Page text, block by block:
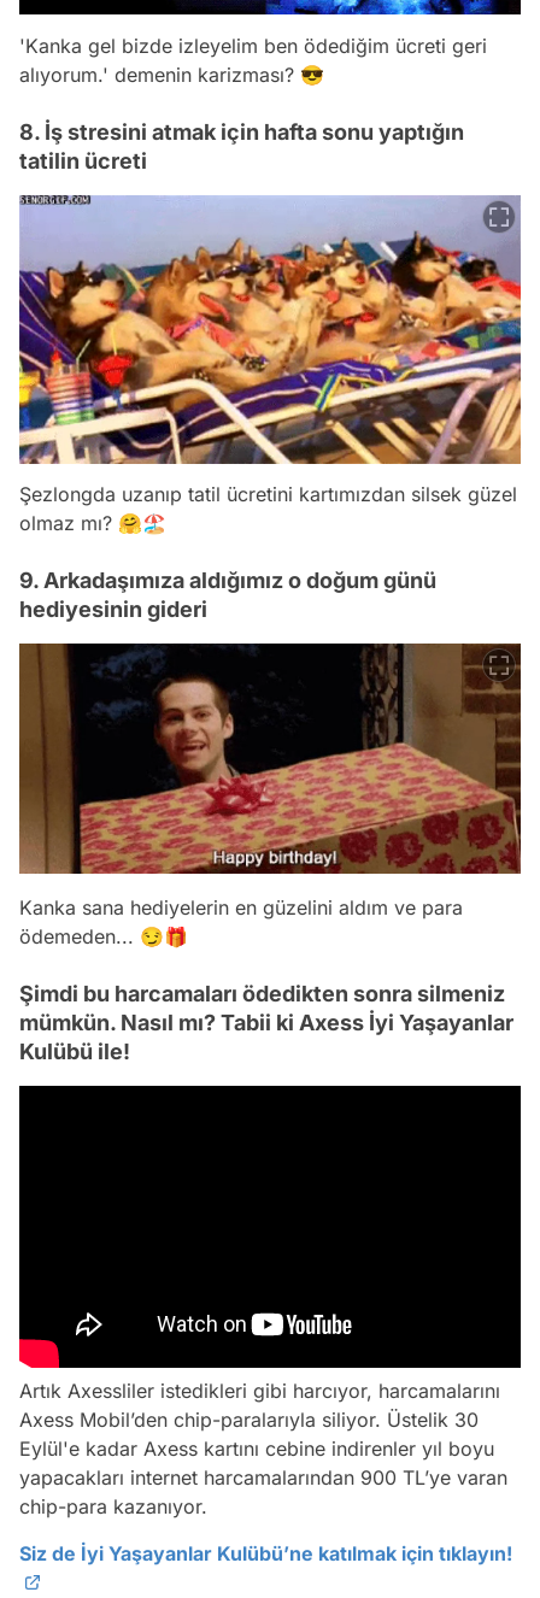
'Kanka gel bizde izleyelim ben ödediğim ücreti geri
alıyorum.' demenin karizması? 😎
8. İş stresini atmak için hafta sonu yaptığın
tatilin ücreti
Şezlongda uzanıp tatil ücretini kartımızdan silsek güzel
olmaz mı? 🤗🏖️
9. Arkadaşımıza aldığımız o doğum günü
hediyesinin gideri
Kanka sana hediyelerin en güzelini aldım ve para
ödemeden... 😏🎁
Şimdi bu harcamaları ödedikten sonra silmeniz
mümkün. Nasıl mı? Tabii ki Axess İyi Yaşayanlar
Kulübü ile!
Artık Axessliler istedikleri gibi harcıyor, harcamalarını
Axess Mobil’den chip-paralarıyla siliyor. Üstelik 30
Eylül'e kadar Axess kartını cebine indirenler yıl boyu
yapacakları internet harcamalarından 900 TL’ye varan
chip-para kazanıyor.
Siz de İyi Yaşayanlar Kulübü’ne katılmak için tıklayın!
Video